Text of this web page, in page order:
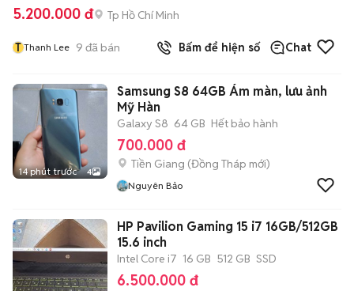
5.200.000 đ Tp Hồ Chí Minh
T Thanh Lee 9 đã bán Bấm để hiện số Chat
14 phút trước 4
Samsung S8 64GB Ám màn, lưu ảnh
Mỹ Hàn
Galaxy S8 64 GB Hết bảo hành
700.000 đ
Tiền Giang (Đồng Tháp mới)
Nguyên Bảo
HP Pavilion Gaming 15 i7 16GB/512GB
15.6 inch
Intel Core i7 16 GB 512 GB SSD
6.500.000 đ